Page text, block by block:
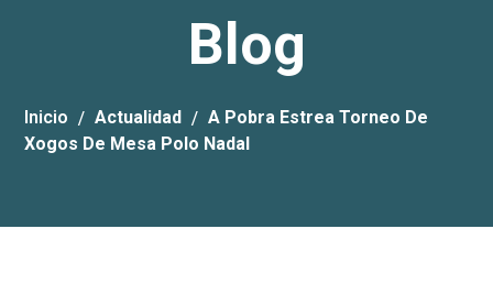
Blog
Inicio Actualidad
A Pobra Estrea Torneo De
Xogos De Mesa Polo Nadal